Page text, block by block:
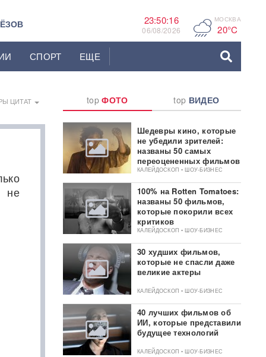
23:50:17
06/08/2026 F МОСКВА
20°C
СПОРТ ЕЩЕ
ЦИТАТ
не
topФОТО top ВИДЕО
Шедевры кино, которые
не убедили зрителей:
названы 50 самых
переоцененных фильмов
КАЛЕЙДОСКОП • ШОУ-БИЗНЕС
100% на Rotten Tomatoes:
названы 50 фильмов,
которые покорили всех
критиков
КАЛЕЙДОСКОП • ШОУ-БИЗНЕС
30 худших фильмов,
которые не спасли даже
великие актеры
КАЛЕЙДОСКОП • ШОУ-БИЗНЕС
40 лучших фильмов об
ИИ, которые представили
будущее технологий
КАЛЕЙДОСКОП • ШОУ-БИЗНЕС